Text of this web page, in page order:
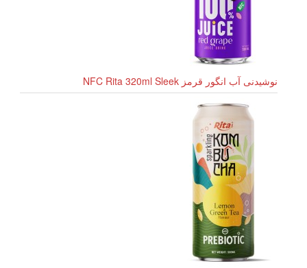
نوشیدنی آب انگور قرمز NFC Rita 320ml Sleek